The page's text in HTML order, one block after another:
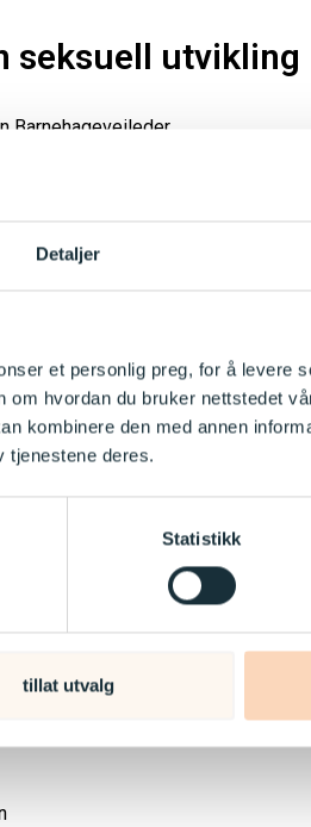
Detaljer
et personlig preg, for å levere
hvordan du bruker nettstedet
kombinere den med annen
tjenestene deres.
Statistikk
tillat utvalg
seksuell utvikling
Barnehageveileder.
(gutter kan få ereksjon, jenter
ikke på privat og offentlig)
og andres
mellom privat og offentlig
lærer av hverandre, spør også